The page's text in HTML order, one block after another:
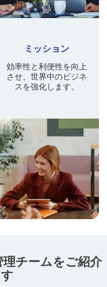
ミッション
効率性と利便性を向上
させ、世界中のビジネ
スを強化します。
チームをご紹介